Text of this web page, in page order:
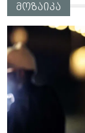
მოზაიკა